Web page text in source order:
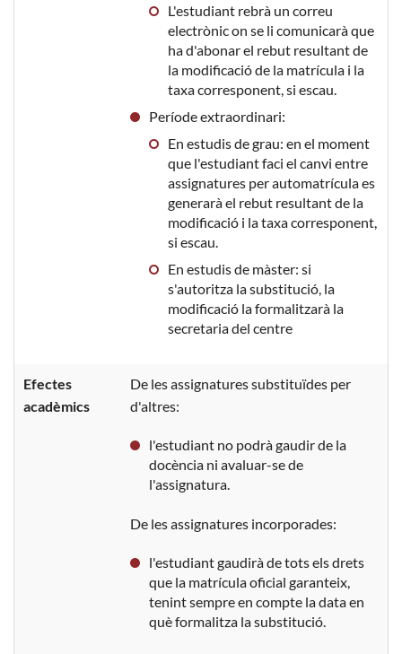
L'estudiant rebrà un correu
electrònic on se li comunicarà que
ha d'abonar el rebut resultant de
la modificació de la matrícula i la
taxa corresponent, si escau.
Període extraordinari:
En estudis de grau: en el moment
que l'estudiant faci el canvi entre
assignatures per automatrícula es
generarà el rebut resultant de la
modificació i la taxa corresponent,
si escau.
En estudis de màster: si
s'autoritza la substitució, la
modificació la formalitzarà la
secretaria del centre
Efectes
acadèmics
De les assignatures substituïdes per
d'altres:
l'estudiant no podrà gaudir de la
docència ni avaluar-se de
l'assignatura.
De les assignatures incorporades:
l'estudiant gaudirà de tots els drets
que la matrícula oficial garanteix,
tenint sempre en compte la data en
què formalitza la substitució.